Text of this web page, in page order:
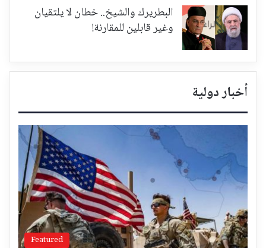
البطريرك والشيخ.. خطان لا يلتقيان
وغير قابلين للمقارنة!
أخبار دولية
Featured